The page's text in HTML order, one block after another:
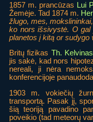
1857 m. prancūzas Lui
Žemėje. Tad 1874 m.
žlugo, mes,
ko nors išsivystė. O gal
planetos į kitą or sudygo
Britų fizikas Th. Kelvinas
jis sakė, kad nors
nereali, ji nėra
konferencijoje
1903 m. vokiečių
transportą. Pasak jį,
šią teoriją pavadino
poveikio (tad meteorų